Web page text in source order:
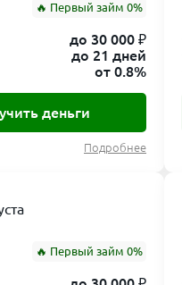
🔥 Первый займ 0%
до 30 000 ₽
до 21 дней
от 0.8%
деньги
Подробнее
🔥 Первый займ 0%